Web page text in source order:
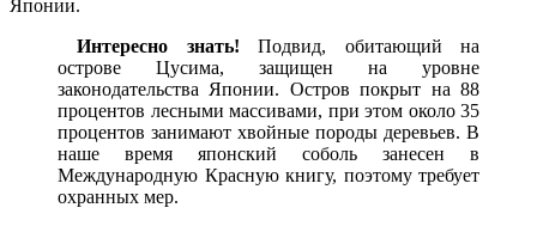
Японии.
Интересно знать! Подвид, обитающий на
острове Цусима, защищен на уровне
законодательства Японии. Остров покрыт на 88
процентов лесными массивами, при этом около 35
процентов занимают хвойные породы деревьев. В
наше время японский соболь занесен в
Международную Красную книгу, поэтому требует
охранных мер.